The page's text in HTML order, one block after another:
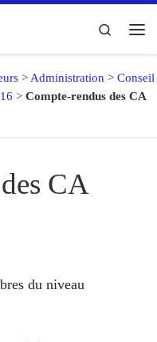
Search
>Administration > Conseil
> Compte-rendus des CA
CA
du niveau